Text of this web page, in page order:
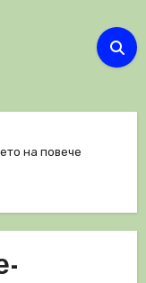
на повече